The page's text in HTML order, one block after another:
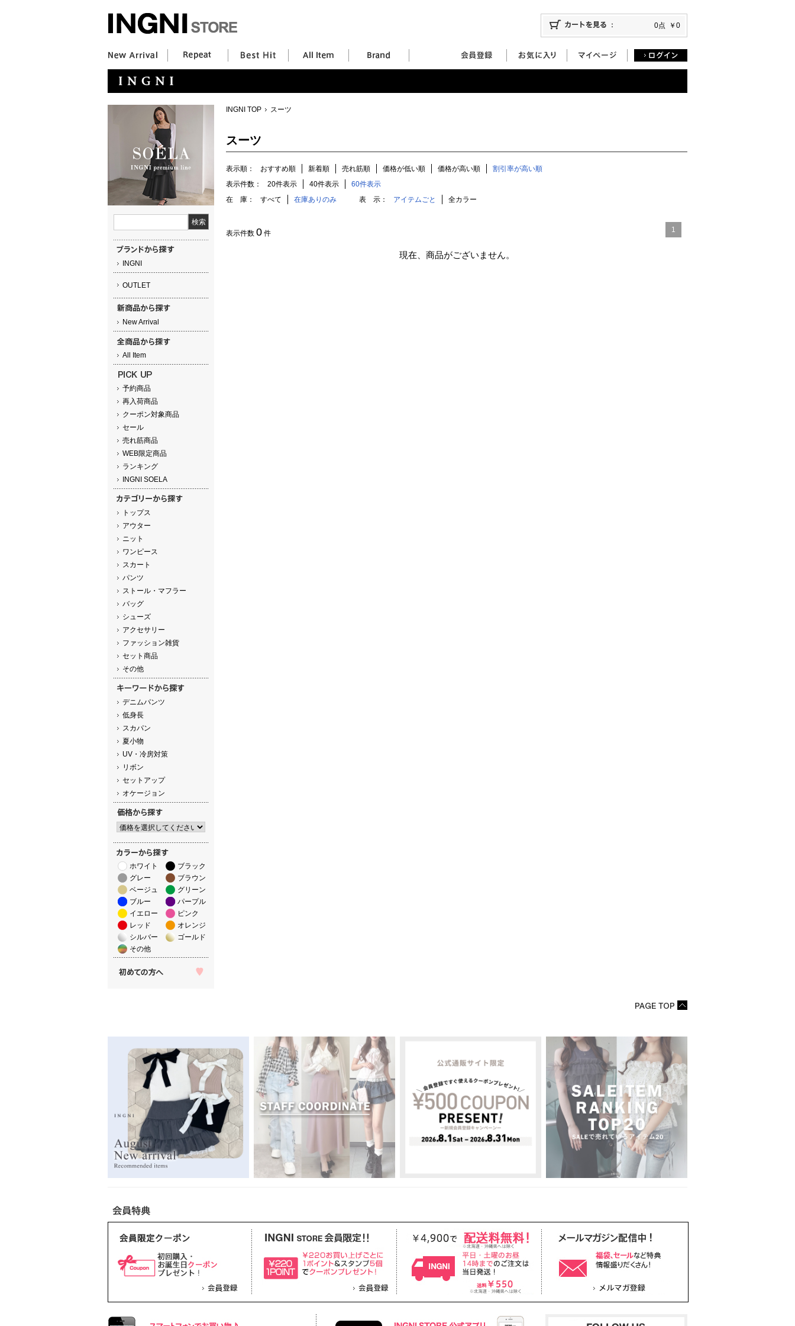
0点 ￥0
INGNI
OUTLET
New Arrival
All Item
予約商品
再入荷商品
クーポン対象商品
セール
売れ筋商品
WEB限定商品
ランキング
INGNI SOELA
トップス
アウター
ニット
ワンピース
スカート
パンツ
ストール・マフラー
バッグ
シューズ
アクセサリー
ファッション雑貨
セット商品
その他
デニムパンツ
低身長
スカパン
夏小物
UV・冷房対策
リボン
セットアップ
オケージョン
ホワイト
ブラック
グレー
ブラウン
ベージュ
グリーン
ブルー
パープル
イエロー
ピンク
レッド
オレンジ
シルバー
ゴールド
その他
INGNI TOP スーツ
スーツ
表示順： おすすめ順 新着順 売れ筋順 価格が低い順 価格が高い順
割引率が高い順
表示件数：
20件表示 40件表示
60件表示
在 庫：
すべて 在庫ありのみ 表 示： アイテムごと 全カラー
表示件数 0 件 1
現在、商品がございません。